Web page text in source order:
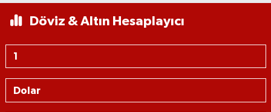
Döviz & Altın Hesaplayıcı